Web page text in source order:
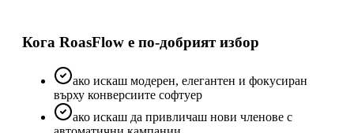
Кога RoasFlow е по-добрият избор
ако искаш модерен, елегантен и фокусиран
върху конверсиите софтуер
ако искаш да привличаш нови членове с